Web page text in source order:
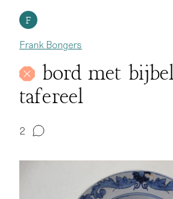
Herkennen
Bekijken
Verdiepen
F
Frank Bongers
bord met
tafereel
2